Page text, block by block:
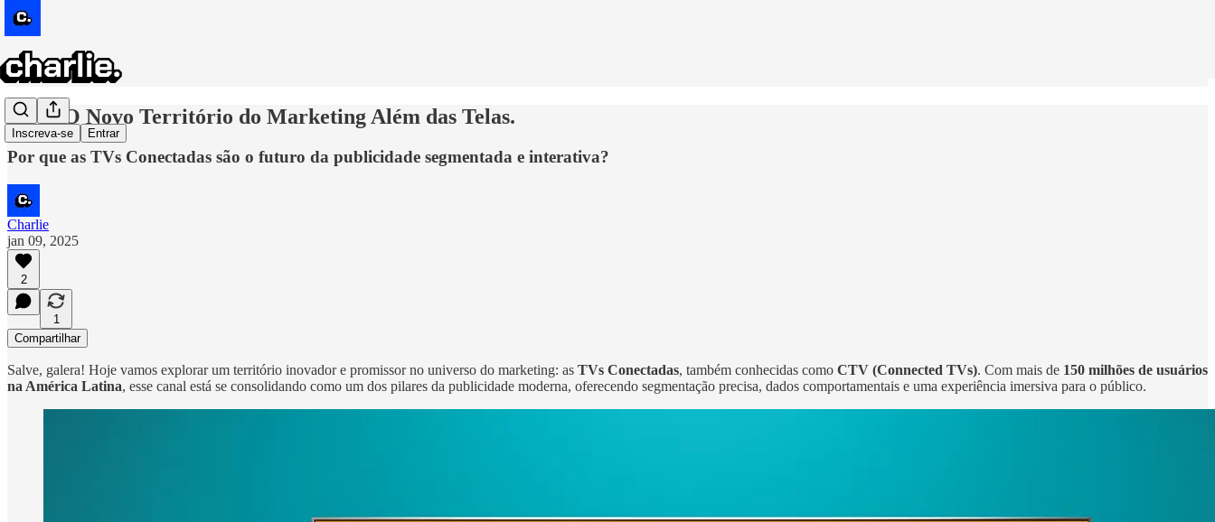
Inscreva-se Entrar
CTV: O Novo Território do Marketing Além das Telas.
Por que as TVs Conectadas são o futuro da publicidade segmentada e interativa?
Charlie
jan 09, 2025
2
1
Compartilhar
Salve, galera! Hoje vamos explorar um território inovador e promissor no universo do marketing: as TVs Conectadas, também conhecidas como CTV (Connected TVs). Com mais de 150 milhões de usuários
na América Latina, esse canal está se consolidando como um dos pilares da publicidade moderna, oferecendo segmentação precisa, dados comportamentais e uma experiência imersiva para o público.